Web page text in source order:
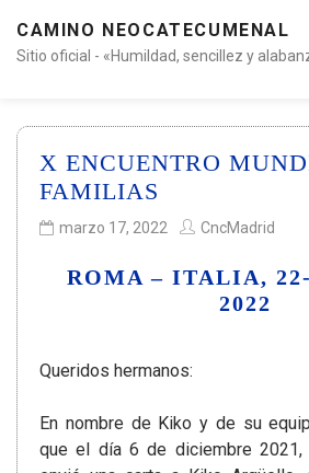
CAMINO NEOCATECUMENAL
Sitio oficial - «Humildad, sencillez y
X ENCUENTRO
FAMILIAS
marzo 17, 2022 CncMadrid
ROMA – ITALIA,
2022
Queridos hermanos:
En nombre de Kiko y de su
que el día 6 de diciembre 2021,